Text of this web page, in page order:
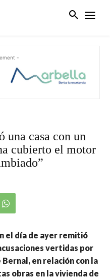
-
una casa con un
cubierto el motor
el día de ayer remitió
vertidas por
en relación con la
obras en la vivienda de